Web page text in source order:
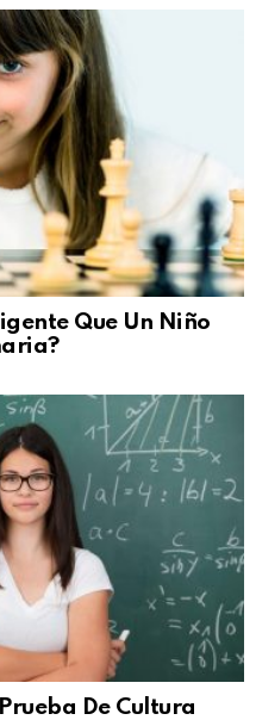
Que Un Niño
De Cultura